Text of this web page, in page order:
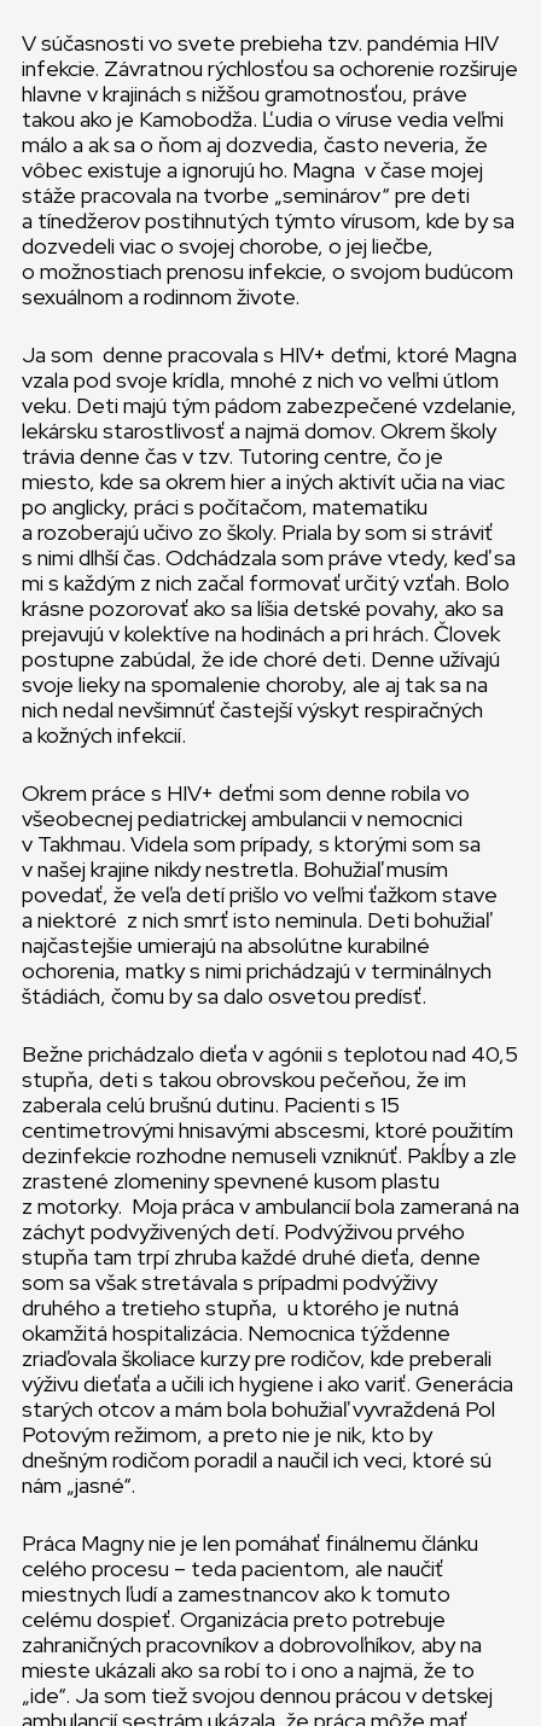
V súčasnosti vo svete prebieha tzv. pandémia HIV
infekcie. Závratnou rýchlosťou sa ochorenie rozširuje
hlavne v krajinách s nižšou gramotnosťou, práve
takou ako je Kamobodža. Ľudia o víruse vedia veľmi
málo a ak sa o ňom aj dozvedia, často neveria, že
vôbec existuje a ignorujú ho. Magna v čase mojej
stáže pracovala na tvorbe „seminárov“ pre deti
a tínedžerov postihnutých týmto vírusom, kde by sa
dozvedeli viac o svojej chorobe, o jej liečbe,
o možnostiach prenosu infekcie, o svojom budúcom
sexuálnom a rodinnom živote.
Ja som denne pracovala s HIV+ deťmi, ktoré Magna
vzala pod svoje krídla, mnohé z nich vo veľmi útlom
veku. Deti majú tým pádom zabezpečené vzdelanie,
lekársku starostlivosť a najmä domov. Okrem školy
trávia denne čas v tzv. Tutoring centre, čo je
miesto, kde sa okrem hier a iných aktivít učia na viac
po anglicky, práci s počítačom, matematiku
a rozoberajú učivo zo školy. Priala by som si stráviť
s nimi dlhší čas. Odchádzala som práve vtedy, keď sa
mi s každým z nich začal formovať určitý vzťah. Bolo
krásne pozorovať ako sa líšia detské povahy, ako sa
prejavujú v kolektíve na hodinách a pri hrách. Človek
postupne zabúdal, že ide choré deti. Denne užívajú
svoje lieky na spomalenie choroby, ale aj tak sa na
nich nedal nevšimnúť častejší výskyt respiračných
a kožných infekcií.
Okrem práce s HIV+ deťmi som denne robila vo
všeobecnej pediatrickej ambulancii v nemocnici
v Takhmau. Videla som prípady, s ktorými som sa
v našej krajine nikdy nestretla. Bohužiaľ musím
povedať, že veľa detí prišlo vo veľmi ťažkom stave
a niektoré z nich smrť isto neminula. Deti bohužiaľ
najčastejšie umierajú na absolútne kurabilné
ochorenia, matky s nimi prichádzajú v terminálnych
štádiách, čomu by sa dalo osvetou predísť.
Bežne prichádzalo dieťa v agónii s teplotou nad 40,5
stupňa, deti s takou obrovskou pečeňou, že im
zaberala celú brušnú dutinu. Pacienti s 15
centimetrovými hnisavými abscesmi, ktoré použitím
dezinfekcie rozhodne nemuseli vzniknúť. Pakĺby a zle
zrastené zlomeniny spevnené kusom plastu
z motorky. Moja práca v ambulancií bola zameraná na
záchyt podvyživených detí. Podvýživou prvého
stupňa tam trpí zhruba každé druhé dieťa, denne
som sa však stretávala s prípadmi podvýživy
druhého a tretieho stupňa, u ktorého je nutná
okamžitá hospitalizácia. Nemocnica týždenne
zriaďovala školiace kurzy pre rodičov, kde preberali
výživu dieťaťa a učili ich hygiene i ako variť. Generácia
starých otcov a mám bola bohužiaľ vyvraždená Pol
Potovým režimom, a preto nie je nik, kto by
dnešným rodičom poradil a naučil ich veci, ktoré sú
nám „jasné“.
Práca Magny nie je len pomáhať finálnemu článku
celého procesu – teda pacientom, ale naučiť
miestnych ľudí a zamestnancov ako k tomuto
celému dospieť. Organizácia preto potrebuje
zahraničných pracovníkov a dobrovoľníkov, aby na
mieste ukázali ako sa robí to i ono a najmä, že to
„ide“. Ja som tiež svojou dennou prácou v detskej